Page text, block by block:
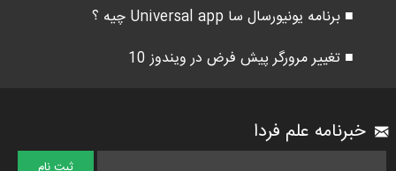
■ برنامه یونیورسال سا Universal app چیه ؟
■ تغییر مرورگر پیش فرض در ویندوز 10
خبرنامه علم فردا